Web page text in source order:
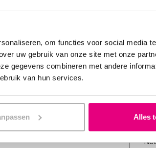
om functies voor social media
uw gebruik van onze site met onze
gegevens combineren met andere
van hun services.
Alles
1–2 werkdagen